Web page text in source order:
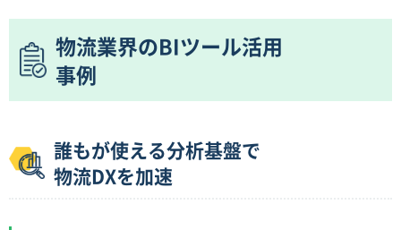
物流業界のBIツール活用
事例
誰もが使える分析基盤で
物流DXを加速